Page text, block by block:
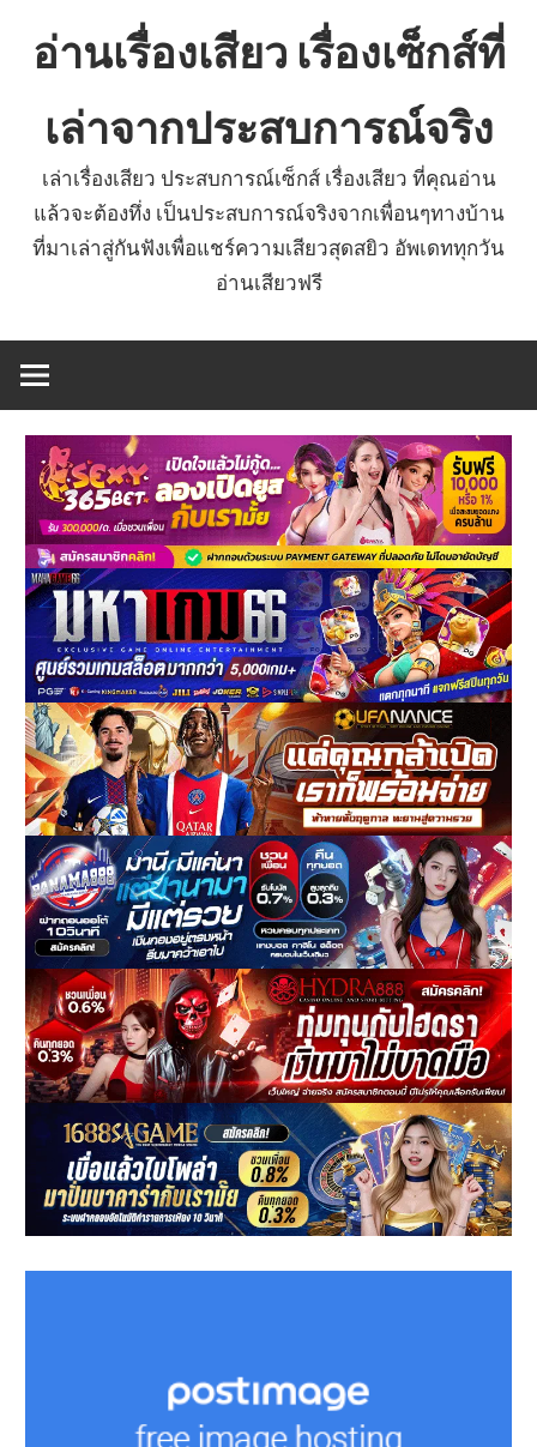
อ่านเรื่องเสียว เรื่องเซ็กส์ที่
เล่าจากประสบการณ์จริง
เล่าเรื่องเสียว ประสบการณ์เซ็กส์ เรื่องเสียว ที่คุณอ่าน
แล้วจะต้องทึ่ง เป็นประสบการณ์จริงจากเพื่อนๆทางบ้าน
ที่มาเล่าสู่กันฟังเพื่อแชร์ความเสียวสุดสยิว อัพเดททุกวัน
อ่านเสียวฟรี